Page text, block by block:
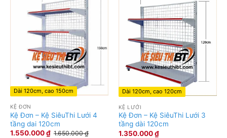
KỆ ĐƠN
Kệ Đơn – Kệ SiêuThi Lưới 4
tầng dai 120cm
1.550.000₫ 1.650.000₫
Dài 120cm, cao 150cm
KỆ LƯỚI
Kệ Đơn – Kệ SiêuThi Lưới 3
tầng dài 120cm
1.350.000₫
Dài 120cm, cao 120cm